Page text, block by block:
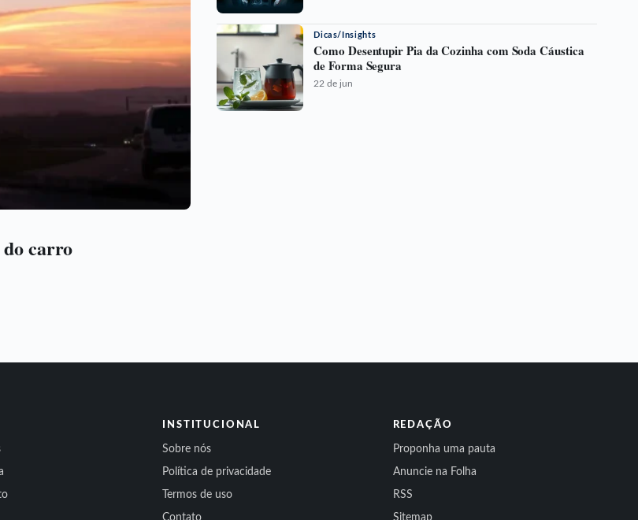
carro
Dicas/Insights
Como Desentupir Pia da Cozinha com Soda Cáustica
de Forma Segura
22 de jun
INSTITUCIONAL
Sobre nós
Política de privacidade
Termos de uso
Contato
REDAÇÃO
Proponha uma pauta
Anuncie na Folha
RSS
Sitemap